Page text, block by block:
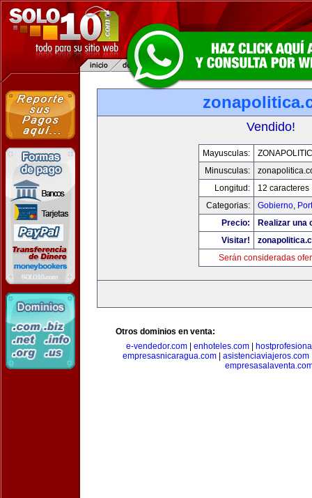
Vendido!
Mayusculas:
Minusculas:
Longitud:
12 caracteres
Categorias:
Gobierno,
Precio:
Realizar una
Visitar!
Serán consideradas
Otros dominios en venta:
e-vendedor.com| enhoteles.com|
empresasnicaragua.com| asistenciaviajeros.com